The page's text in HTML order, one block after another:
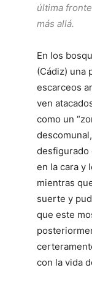
última
más allá.
En los
(Cádiz) una
escarceos
ven
como un
desfigurado
en la cara y
mientras
suerte y
que este
con la vida